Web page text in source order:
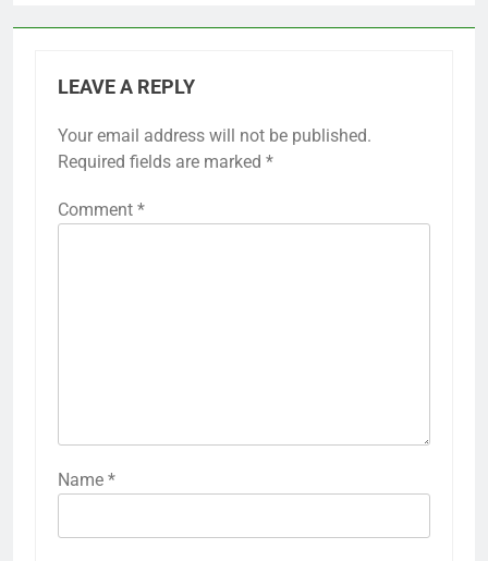
LEAVE A REPLY
Your email address will not be published.
Required fields are marked *
Comment *
Name *